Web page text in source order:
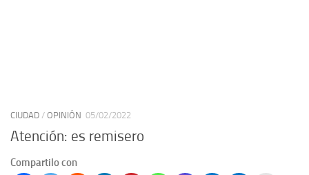
CIUDAD / OPINIÓN 05/02/2022
Atención: es remisero
Compartilo con